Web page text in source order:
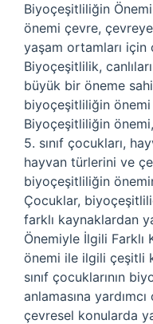
Biyoçeşitliliğin
önemi çevre,
yaşam ortamları için
Biyoçeşitlilik,
büyük bir öneme
biyoçeşitliliğin
Biyoçeşitliliğin
5. sınıf çocukları,
hayvan türlerini ve
biyoçeşitliliğin
Çocuklar,
farklı kaynaklardan
Önemiyle İlgili
önemi ile ilgili çeşitli
sınıf çocuklarının
anlamasına
çevresel konularda